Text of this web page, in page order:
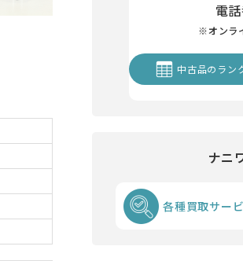
電
※オンラ
中古品のラン
ナニ
各種買取サー